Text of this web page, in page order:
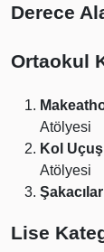
Derece
Ortaokul
Atölyesi
Kol
Atölyesi
Şakacılar
Lise